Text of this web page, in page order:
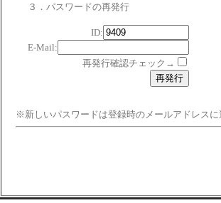
３．パスワードの再発行
ID:
E-Mail:
再発行確認チェック→
※新しいパスワードは登録時のメールアドレスに